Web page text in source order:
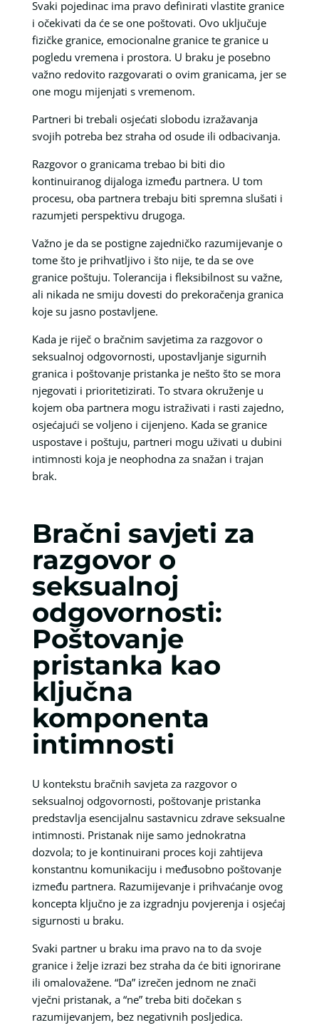
Svaki pojedinac ima pravo definirati vlastite granice
i očekivati da će se one poštovati. Ovo uključuje
fizičke granice, emocionalne granice te granice u
pogledu vremena i prostora. U braku je posebno
važno redovito razgovarati o ovim granicama, jer se
one mogu mijenjati s vremenom.
Partneri bi trebali osjećati slobodu izražavanja
svojih potreba bez straha od osude ili odbacivanja.
Razgovor o granicama trebao bi biti dio
kontinuiranog dijaloga između partnera. U tom
procesu, oba partnera trebaju biti spremna slušati i
razumjeti perspektivu drugoga.
Važno je da se postigne zajedničko razumijevanje o
tome što je prihvatljivo i što nije, te da se ove
granice poštuju. Tolerancija i fleksibilnost su važne,
ali nikada ne smiju dovesti do prekoračenja granica
koje su jasno postavljene.
Kada je riječ o bračnim savjetima za razgovor o
seksualnoj odgovornosti, upostavljanje sigurnih
granica i poštovanje pristanka je nešto što se mora
njegovati i prioritetizirati. To stvara okruženje u
kojem oba partnera mogu istraživati i rasti zajedno,
osjećajući se voljeno i cijenjeno. Kada se granice
uspostave i poštuju, partneri mogu uživati u dubini
intimnosti koja je neophodna za snažan i trajan
brak.
Bračni savjeti za
razgovor o
seksualnoj
odgovornosti:
Poštovanje
pristanka kao
ključna
komponenta
intimnosti
U kontekstu bračnih savjeta za razgovor o
seksualnoj odgovornosti, poštovanje pristanka
predstavlja esencijalnu sastavnicu zdrave seksualne
intimnosti. Pristanak nije samo jednokratna
dozvola; to je kontinuirani proces koji zahtijeva
konstantnu komunikaciju i međusobno poštovanje
između partnera. Razumijevanje i prihvaćanje ovog
koncepta ključno je za izgradnju povjerenja i osjećaj
sigurnosti u braku.
Svaki partner u braku ima pravo na to da svoje
granice i želje izrazi bez straha da će biti ignorirane
ili omalovažene. “Da” izrečen jednom ne znači
vječni pristanak, a “ne” treba biti dočekan s
razumijevanjem, bez negativnih posljedica.